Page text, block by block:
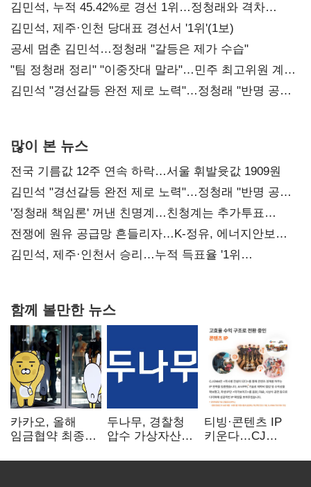
김민석, 누적 45.42%로 경선 1위…정청래와 격차
0.86%p(2보)
김민석, 제주·인천 당대표 경선서 '1위'(1보)
공세 멈춘 김민석…정청래 "갈등은 제가 수습"
"팀 정청래 정리" "이중잣대 말라"…민주 최고위원 계파
다툼 격화
김민석 "경선갈등 완전 제로 노력"…정청래 "반명 공세
많이 본 뉴스
전국 기름값 12주 연속 하락…서울 휘발윳값 1909원
김민석 "경선갈등 완전 제로 노력"…정청래 "반명 공세
사과부터"
'정청래 책임론' 꺼낸 친명계…친청계는 추가투표
때리기
전쟁에 원유 공급망 흔들리자…K-정유, 에너지안보
핵심으로 재부상
김민석, 제주·인천서 승리…누적 득표율 '1위
함께 볼만한 뉴스
카카오, 올해
임금협약 최종
인상·격려금
두나무, 경찰청
압수 가상자산
커스터디 사업
티빙·콘텐츠 IP
키운다…CJ
글로벌 확장 가속